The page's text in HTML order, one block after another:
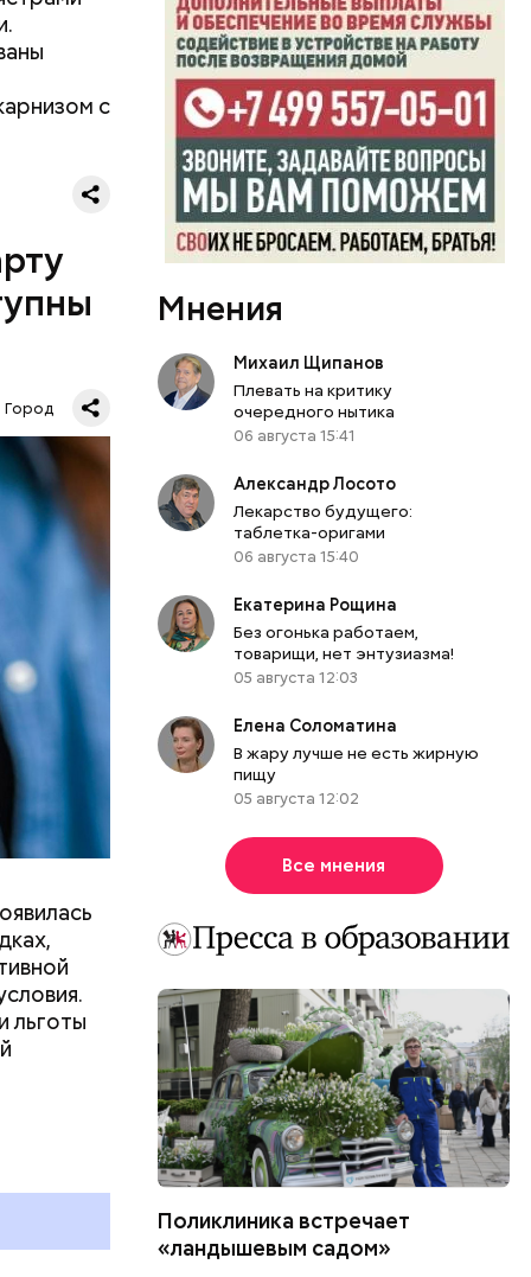
День арбуза и День поцелуев
с зеркалом: какие праздники
отмечают в России и мире 3
августа
День
холостяка:
отмечают в
августа
с
Город
льготы
Мнения
Михаил Щипанов
Плевать на критику
очередного нытика
06 августа 15:41
Александр Лосото
Лекарство будущего:
таблетка-оригами
06 августа 15:40
Екатерина Рощина
Без огонька работаем,
товарищи, нет энтузиазма!
05 августа 12:03
Елена Соломатина
В жару лучше не есть жирную
пищу
05 августа 12:02
Все мнения
Поликлиника встречает
«ландышевым садом»